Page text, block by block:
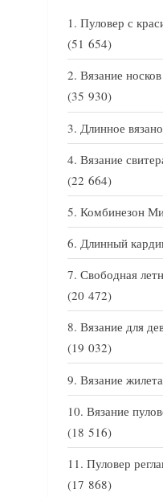
Пуловер с
(51 654)
Вязание
(35 930)
Длинное
Вязание
(22 664)
Комбинезон
Длинный
Свободная
(20 472)
Вязание для
(19 032)
Вязание
Вязание
(18 516)
Пуловер
(17 868)